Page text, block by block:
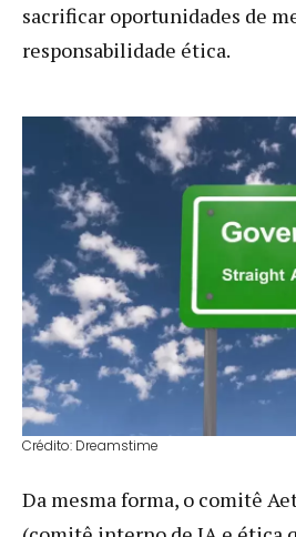
sacrificar oportunidades de
responsabilidade ética.
Crédito: Dreamstime
Da mesma forma, o comitê